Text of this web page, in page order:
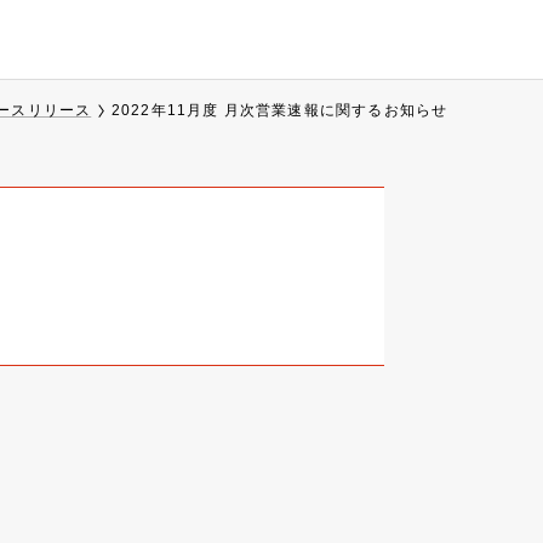
スリリース 2022年11月度 月次営業速報に関するお知らせ